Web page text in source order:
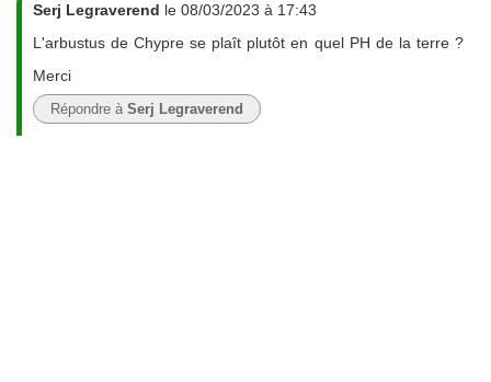
Serj Legraverend le 08/03/2023 à 17:43
L'arbustus de Chypre se plaît plutôt en quel PH de la terre ?
Merci
Répondre à Serj Legraverend